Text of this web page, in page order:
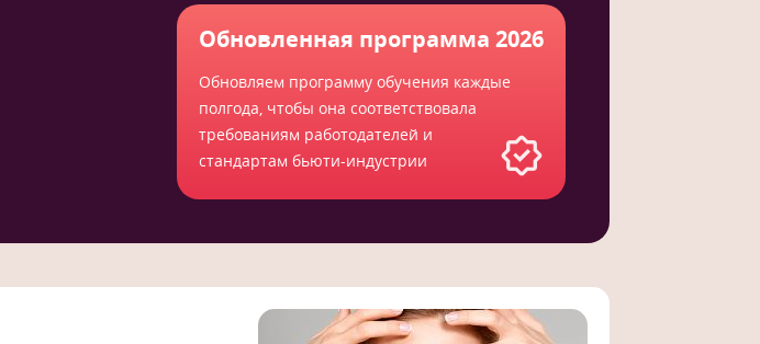
Обновленная программа 2026
Обновляем программу обучения каждые
полгода, чтобы она соответствовала
требованиям работодателей и
стандартам бьюти-индустрии